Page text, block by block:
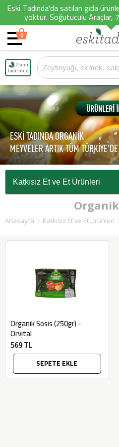
Eski Tadında'da satılan gıda
yoktur. Soğutuculu Araçlar,
0
Planlı
İndirimler
ESKİ TADINDA ORGANİK
MEYVELER ARTIK TÜM TÜRKİYE'DE
Anasayfa Katkısız Et ve Et Ürünleri
Organik Sosis (250gr) -
Orvital
569 TL
SEPETE EKLE